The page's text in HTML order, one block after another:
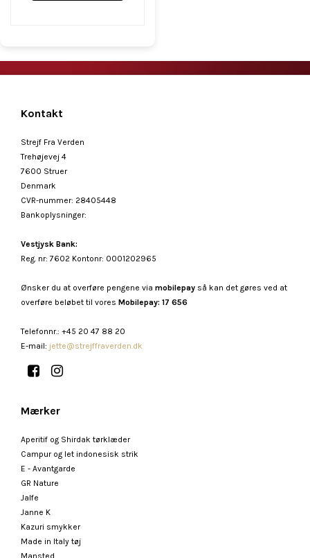
Kontakt
Strejf Fra Verden
Trehøjevej 4
7600 Struer
Denmark
CVR-nummer: 28405448
Bankoplysninger:
Vestjysk Bank:
Reg. nr: 7602 Kontonr: 0001202965
Ønsker du at overføre pengene via mobilepay så kan det gøres ved at
overføre beløbet til vores Mobilepay: 17 656
Telefonnr.: +45 20 47 88 20
E-mail: jette@strejffraverden.dk
Mærker
Aperitif og Shirdak tørklæder
Campur og let indonesisk strik
E - Avantgarde
GR Nature
Jalfe
Janne K
Kazuri smykker
Made in Italy tøj